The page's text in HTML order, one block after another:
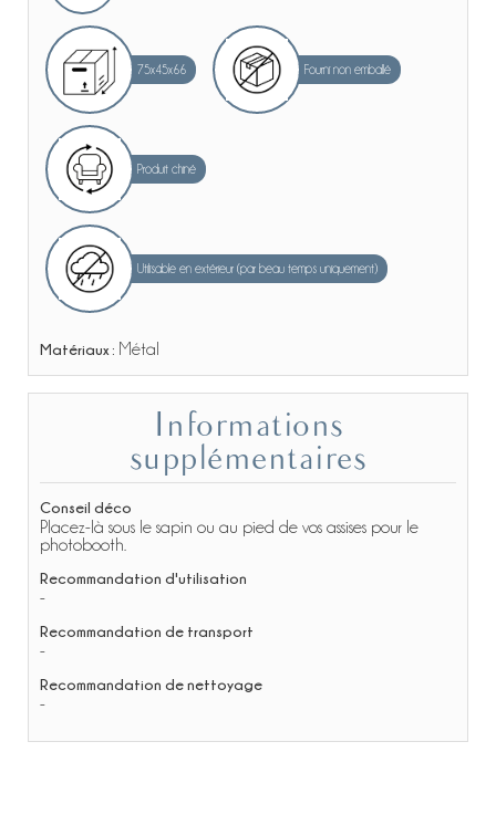
75x45x66 Fourni non emballé
Produit chiné
Utilisable en extérieur (par beau temps uniquement)
Matériaux : Métal
supplémentaires
Conseil déco
Placez-là sous le sapin ou au pied de vos assises pour le
photobooth.
Recommandation d'utilisation
-
Recommandation de transport
-
Recommandation de nettoyage
-